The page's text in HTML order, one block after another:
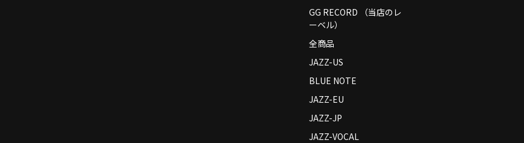
GG RECORD （当店のレ
ーベル）
全商品
JAZZ-US
BLUE NOTE
JAZZ-EU
JAZZ-JP
JAZZ-VOCAL